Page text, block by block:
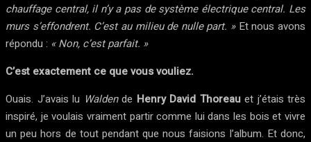
chauffage central, il n’y a pas de système électrique central. Les
murs s’effondrent. C’est au milieu de nulle part. »Et nous avons
répondu : « Non, c’est parfait. »
C’est exactement ce que vous vouliez.
Ouais. J’avais lu Waldende Henry David Thoreauet j’étais très
inspiré, je voulais vraiment partir comme lui dans les bois et vivre
un peu hors de tout pendant que nous faisions l’album. Et donc,